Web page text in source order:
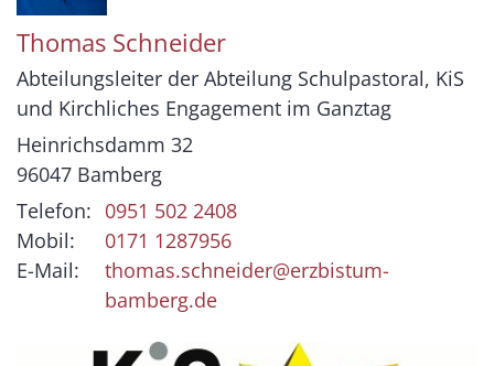
Thomas Schneider
Abteilungsleiter der Abteilung Schulpastoral, KiS
und Kirchliches Engagement im Ganztag
Heinrichsdamm 32
96047 Bamberg
Telefon: 0951 502 2408
Mobil:
0171 1287956
E-Mail:
thomas.schneider@erzbistum-
bamberg.de